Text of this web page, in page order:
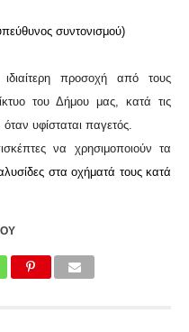
συντονισμού)
ιδιαίτερη προσοχή από τους
του Δήμου μας, κατά τις
υφίσταται παγετός.
να χρησιμοποιούν τα
αλυσίδες στα οχήματά τους κατά